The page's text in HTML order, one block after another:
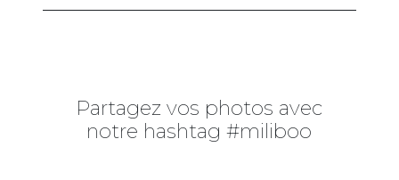
Partagez vos photos avec
notre hashtag #miliboo